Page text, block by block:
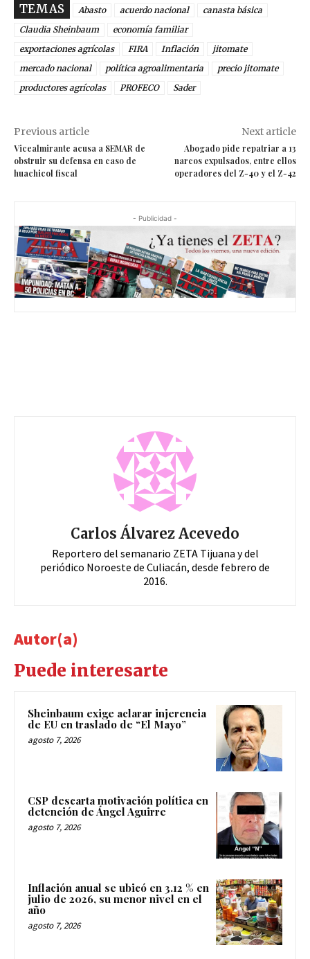
TEMAS Abasto acuerdo nacional
canasta básica
Claudia Sheinbaum
economía familiar
exportaciones agrícolas
FIRA Inflación
jitomate
mercado nacional
política agroalimentaria
precio jitomate
productores agrícolas
PROFECO Sader
Previous article
Vicealmirante acusa a SEMAR de
obstruir su defensa en caso de
huachicol fiscal
Next article
Abogado pide repatriar a 13
narcos expulsados, entre ellos
operadores del Z-40 y el Z-42
- Publicidad -
Carlos Álvarez Acevedo
Reportero del semanario ZETA Tijuana y del
periódico Noroeste de Culiacán, desde febrero de
2016.
Autor(a)
Puede interesarte
Sheinbaum exige aclarar injerencia
de EU en traslado de “El Mayo”
agosto 7, 2026
CSP descarta motivación política en
detención de Ángel Aguirre
agosto 7, 2026
Inflación anual se ubicó en 3.12 % en
julio de 2026, su menor nivel en el
año
agosto 7, 2026